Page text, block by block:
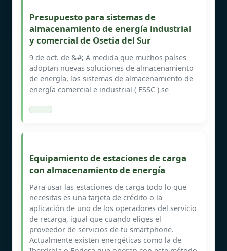
Presupuesto para sistemas de
almacenamiento de energía industrial
y comercial de Osetia del Sur
9 de oct. de &#; A medida que muchos países
adoptan nuevas soluciones de almacenamiento
de energía, los sistemas de almacenamiento de
energía comercial e industrial ( ESSC ) se
Equipamiento de estaciones de carga
con almacenamiento de energía
Para usar las estaciones de carga todo lo que
necesitas es una tarjeta de crédito o la
aplicación de uno de los operadores del servicio
de recarga, igual que cuando eliges el
proveedor de servicios de tu smartphone.
Actualmente existen energéticas como la de